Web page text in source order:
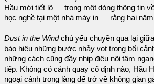
Hầu mới tiết lộ — trong một dòng thông tin
học nghề tại một nhà máy in — rằng hai
Dust in the Windchủ yếu chuyền qua lại
báo hiệu những bước nhảy vọt trong bối
những cách cũng đầy nhịp điệu nội tâm
tiếp. Không có cảnh quay cố định nào, Hầu
ngoại cảnh trong làng để trở về không gian